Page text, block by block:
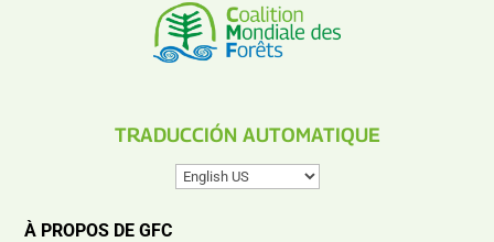
TRADUCCIÓN AUTOMATIQUE
À PROPOS DE GFC